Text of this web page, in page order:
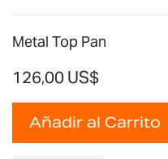
Metal Top Pan
126,00 US$
Añadir al Carrito